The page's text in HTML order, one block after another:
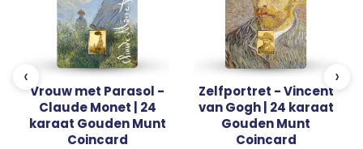
‹
Vrouw met Parasol -
Claude Monet | 24
karaat Gouden Munt
Coincard
Zelfportret - Vincent
van Gogh | 24 karaat
Gouden Munt
Coincard
›